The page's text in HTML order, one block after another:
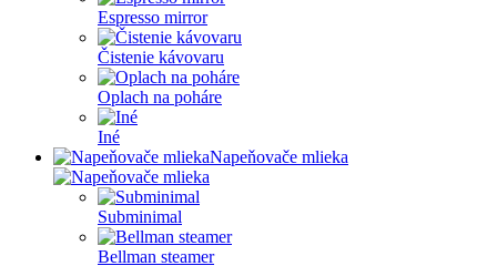
Espresso mirror
Čistenie kávovaru
Oplach na poháre
Iné
Napeňovače mlieka
Subminimal
Bellman steamer